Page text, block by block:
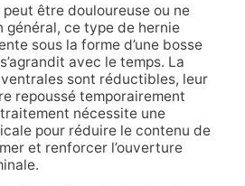
être douloureuse ou ne
général, ce type de hernie
sous la forme d’une bosse
avec le temps. La
sont réductibles, leur
repoussé temporairement
nécessite une
pour réduire le contenu de
et renforcer l’ouverture